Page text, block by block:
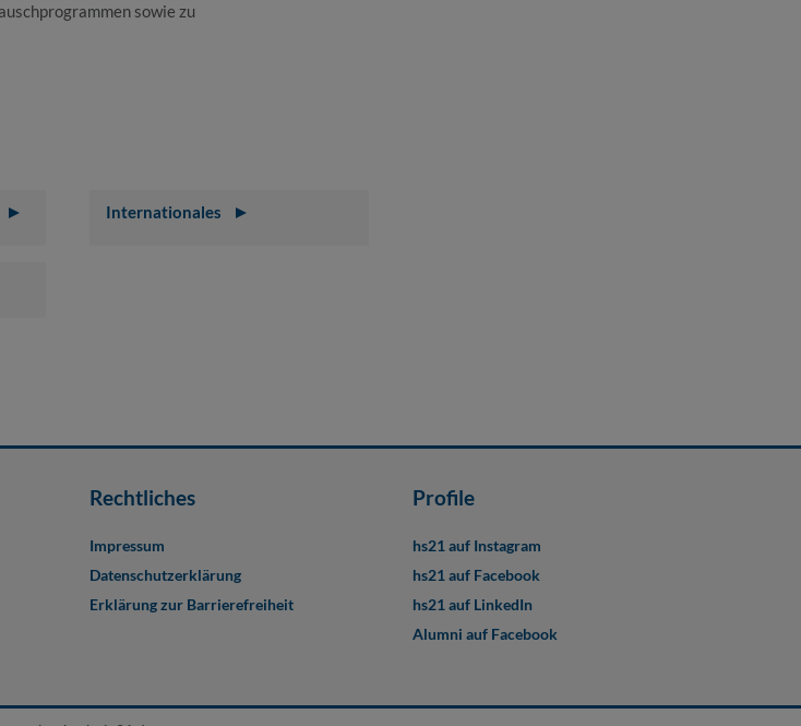
sowie zu
Internationales
Rechtliches
Impressum
Datenschutzerklärung
Erklärung zur Barrierefreiheit
Profile
hs21 auf Instagram
hs21 auf Facebook
hs21 auf LinkedIn
Alumni auf Facebook